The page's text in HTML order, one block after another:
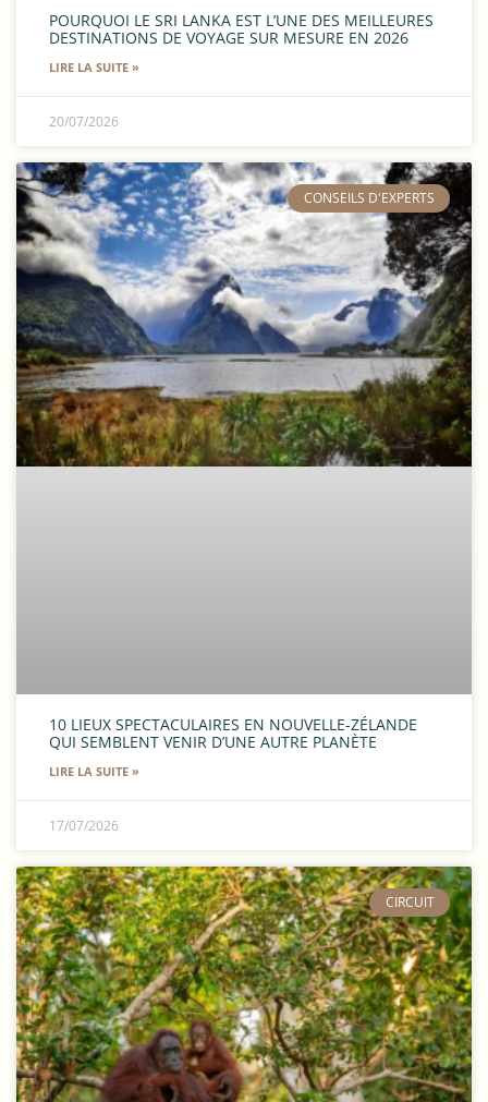
POURQUOI LE SRI LANKA EST L’UNE DES MEILLEURES
DESTINATIONS DE VOYAGE SUR MESURE EN 2026
LIRE LA SUITE »
20/07/2026
​CONSEILS D'EXPERTS
10 LIEUX SPECTACULAIRES EN NOUVELLE-ZÉLANDE
QUI SEMBLENT VENIR D’UNE AUTRE PLANÈTE
LIRE LA SUITE »
17/07/2026
CIRCUIT